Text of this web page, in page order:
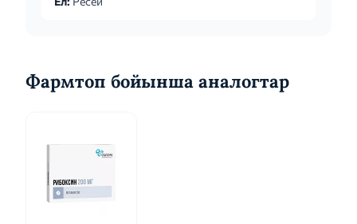
Фармтоп бойынша аналогтар